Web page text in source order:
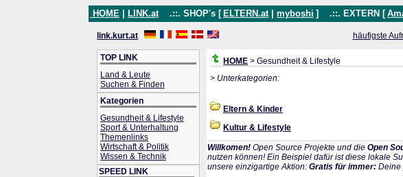
HOME LINK.at .::. SHOP's [ ELTERN.at myboshi ] .::. EXTERN [
link.kurt.at häufigste
TOP LINK
Land & Leute
Suchen & Finden
Kategorien
Gesundheit & Lifestyle
Sport & Unterhaltung
Themenlinks
Wirtschaft & Politik
Wissen & Technik
SPEED LINK
HOME > Gesundheit & Lifestyle
> Unterkategorien:
Eltern & Kinder
Kultur & Lifestyle
Willkomen! Open Source Projekte und die Open
nutzen können! Ein Beispiel dafür ist diese lokale
unsere einzigartige Aktion: Gratis für immer: Deine